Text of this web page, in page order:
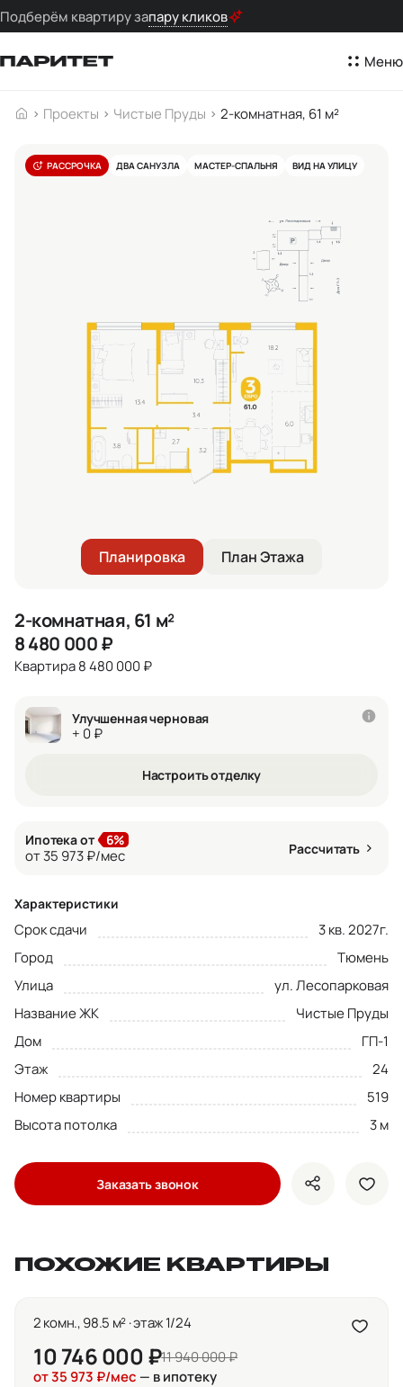
Подберём квартиру запару кликов
Меню
Проекты Чистые Пруды 2-комнатная, 61 м²
РАССРОЧКА ДВА САНУЗЛА МАСТЕР-СПАЛЬНЯ ВИД НА УЛИЦУ
Планировка План Этажа
2-комнатная, 61 м²
8 480 000₽
Квартира 8 480 000 ₽
Улучшенная черновая
+ 0 ₽
Настроить отделку
Ипотека от 6%
от 35 973 ₽/мес Рассчитать
Характеристики
Срок сдачи
3 кв. 2027г.
Город
Тюмень
Улица
ул. Лесопарковая
Название ЖК
Чистые Пруды
Дом
ГП-1
Этаж
24
Номер квартиры
519
Высота потолка
3 м
Заказать звонок показать
ПОХОЖИЕ КВАРТИРЫ
2 комн., 98.5 м² · этаж 1/24
10 746 000 ₽11 940 000 ₽
от 35 973 ₽/мес — в ипотеку